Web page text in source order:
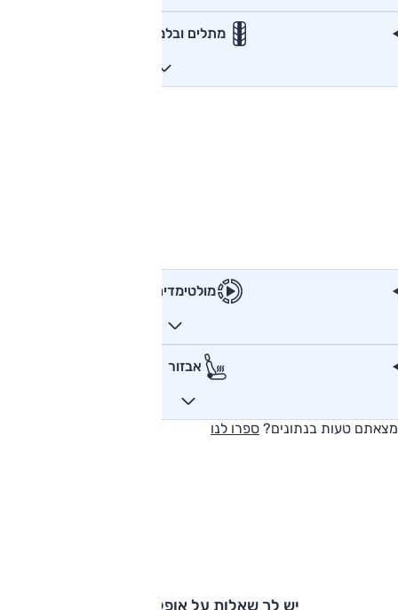
מתלים ובלמים
מולטימדיה
אבזור
מצאתם טעות בנתונים? ספרו לנו
יש לך שאלות על אופל קורסה?